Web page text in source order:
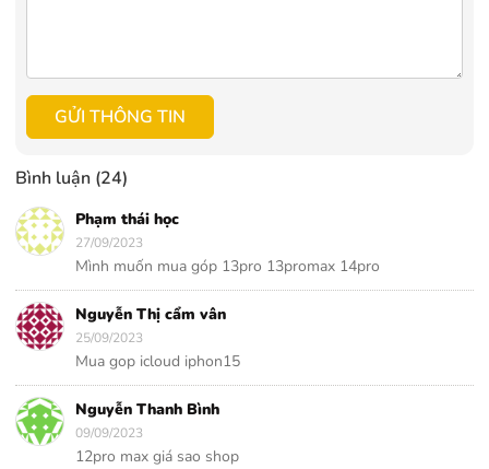
GỬI THÔNG TIN
Bình luận (24)
Phạm thái học
27/09/2023
Mình muốn mua góp 13pro 13promax 14pro
Nguyễn Thị cẩm vân
25/09/2023
Mua gop icloud iphon15
Nguyễn Thanh Bình
09/09/2023
12pro max giá sao shop